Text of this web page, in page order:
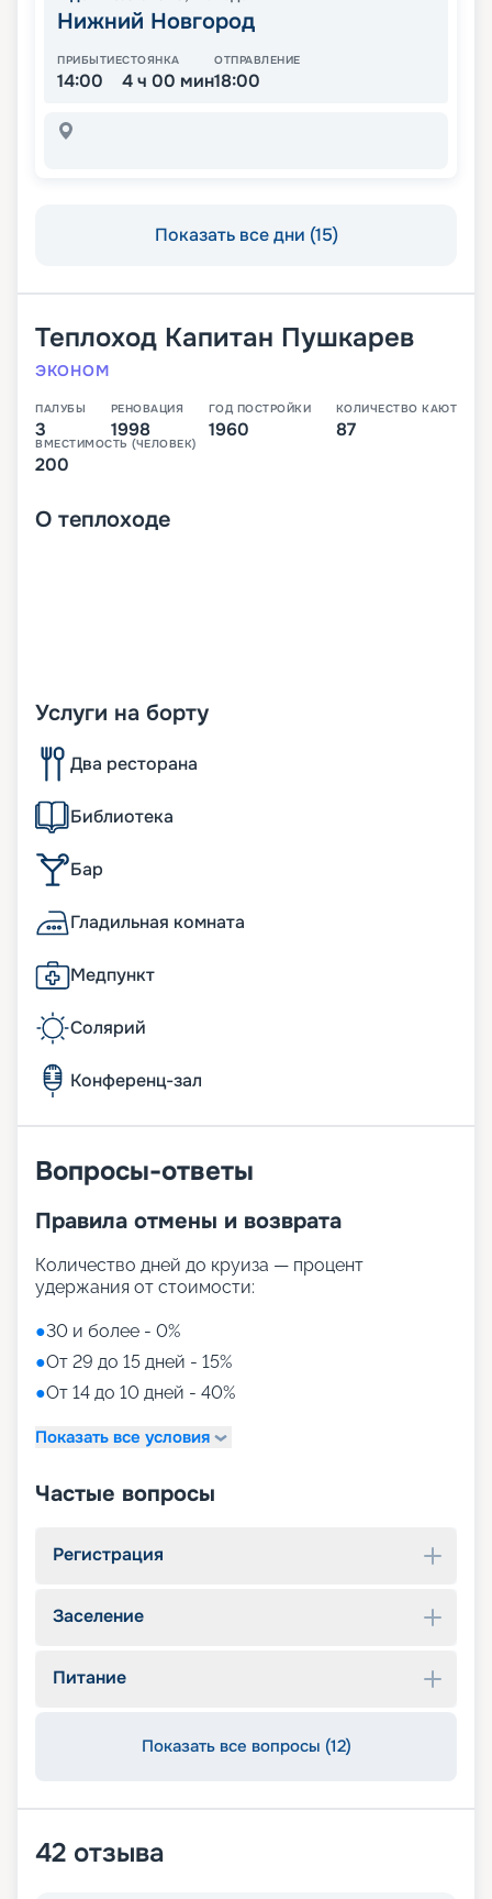
Нижний Новгород
ПРИБЫТИЕ
14:00
СТОЯНКА
4 ч 00 мин
ОТПРАВЛЕНИЕ
18:00
Показать все дни (15)
Теплоход Капитан Пушкарев
ЭКОНОМ
ПАЛУБЫ
3
РЕНОВАЦИЯ
1998
ГОД ПОСТРОЙКИ
1960
КОЛИЧЕСТВО КАЮТ
87
ВМЕСТИМОСТЬ (ЧЕЛОВЕК)
200
О теплоходе
Услуги на борту
Два ресторана
Библиотека
Бар
Гладильная комната
Медпункт
Солярий
Конференц-зал
Вопросы-ответы
Правила отмены и возврата
Количество дней до круиза — процент
удержания от стоимости:
●30 и более - 0%
●От 29 до 15 дней - 15%
●От 14 до 10 дней - 40%
Показать все условия
Частые вопросы
Регистрация
Заселение
Питание
Показать все вопросы (12)
42 отзыва